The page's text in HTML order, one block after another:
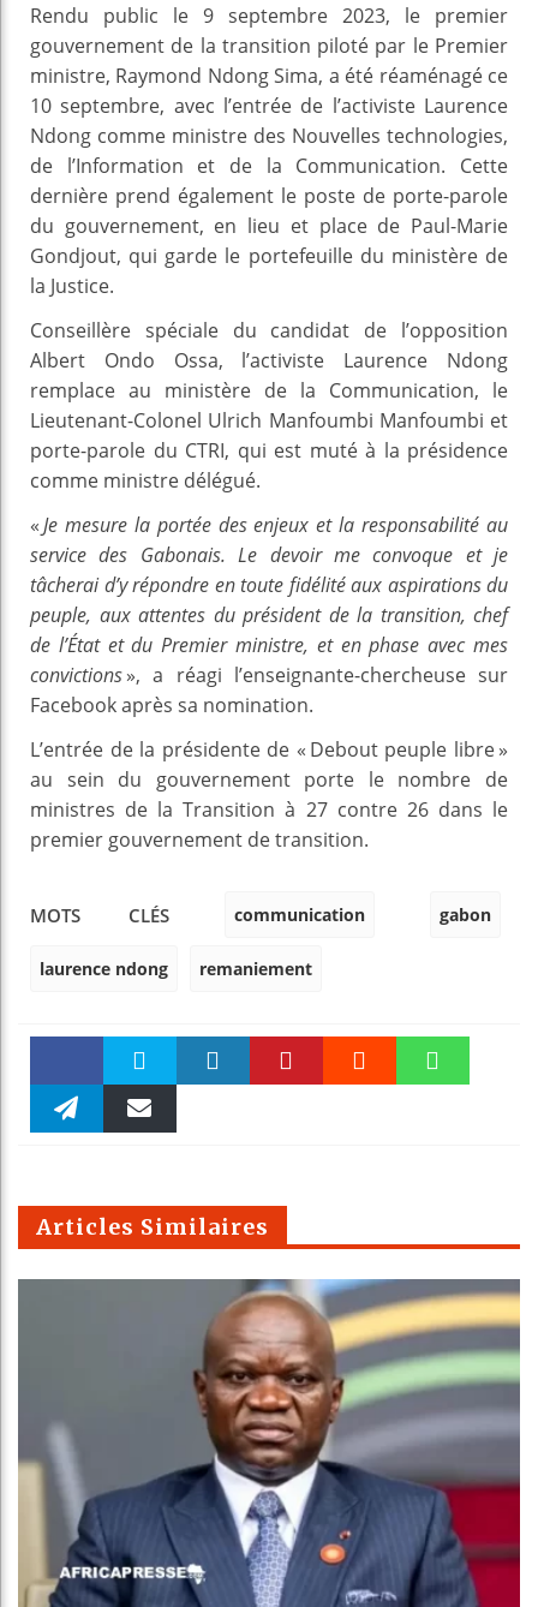
Rendu public le 9 septembre 2023, le premier
gouvernement de la transition piloté par le Premier
ministre, Raymond Ndong Sima, a été réaménagé ce
10 septembre, avec l’entrée de l’activiste Laurence
Ndong comme ministre des Nouvelles technologies,
de l’Information et de la Communication. Cette
dernière prend également le poste de porte-parole
du gouvernement, en lieu et place de Paul-Marie
Gondjout, qui garde le portefeuille du ministère de
la Justice.
Conseillère spéciale du candidat de l’opposition
Albert Ondo Ossa, l’activiste Laurence Ndong
remplace au ministère de la Communication, le
Lieutenant-Colonel Ulrich Manfoumbi Manfoumbi et
porte-parole du CTRI, qui est muté à la présidence
comme ministre délégué.
«Je mesure la portée des enjeux et la responsabilité au
service des Gabonais. Le devoir me convoque et je
tâcherai d’y répondre en toute fidélité aux aspirations du
peuple, aux attentes du président de la transition, chef
de l’État et du Premier ministre, et en phase avec mes
convictions», a réagi l’enseignante-chercheuse sur
Facebook après sa nomination.
L’entrée de la présidente de « Debout peuple libre »
au sein du gouvernement porte le nombre de
ministres de la Transition à 27 contre 26 dans le
premier gouvernement de transition.
MOTS CLÉS communication gabon
laurence ndong remaniement
Faceboo Twitter
m
Articles Similaires